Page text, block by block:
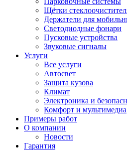
Щётки
Держатели для
Светодиодные фонари
Пусковые устройства
Звуковые сигналы
Услуги
Все услуги
Автосвет
Защита кузова
Климат
Электроника и
Комфорт и мультимедиа
Примеры работ
О компании
Новости
Гарантия